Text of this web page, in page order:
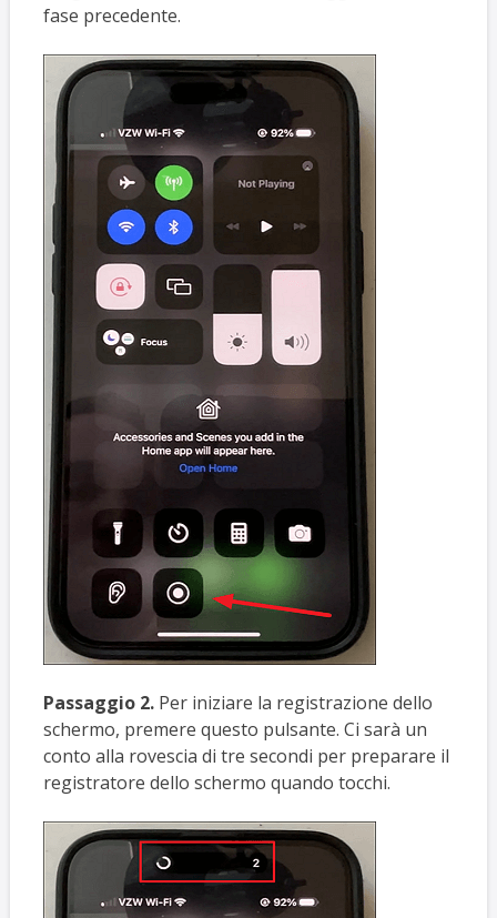
fase precedente.
Passaggio 2.Per iniziare la registrazione dello
schermo, premere questo pulsante. Ci sarà un
conto alla rovescia di tre secondi per preparare il
registratore dello schermo quando tocchi.